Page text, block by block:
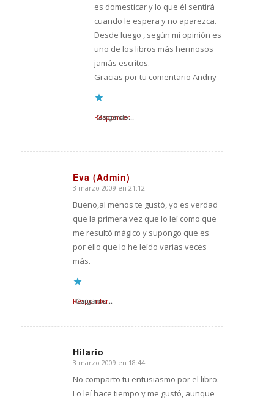
es domesticar y lo que él sentirá
cuando le espera y no aparezca.
Desde luego , según mi opinión es
uno de los libros más hermosos
jamás escritos.
Gracias por tu comentario Andriy
Cargando...
Responder
Eva (Admin)
Dice:
3 marzo 2009 en 21:12
Bueno,al menos te gustó, yo es verdad
que la primera vez que lo leí como que
me resultó mágico y supongo que es
por ello que lo he leído varias veces
más.
Cargando...
Responder
Hilario
Dice:
3 marzo 2009 en 18:44
No comparto tu entusiasmo por el libro.
Lo leí hace tiempo y me gustó, aunque